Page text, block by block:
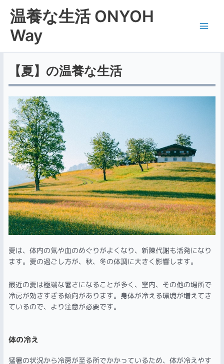
温養な生活 ONYOH
Way
【夏】の温養な生活
夏は、体内の気や血のめぐりがよくなり、新陳代謝も活発になり
ます。夏の過ごし方が、秋、冬の体調に大きく影響します。
最近の夏は極端な暑さになることが多く、室内、その他の場所で
冷房が効きすぎる傾向があります。身体が冷える環境が増えてき
ているので、より注意が必要です。
体の冷え
猛暑の状況から冷房が至る所でかかっているため、体が冷えやす